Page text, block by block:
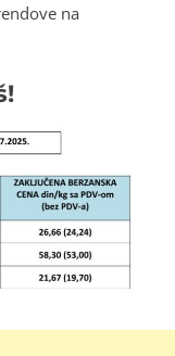
na